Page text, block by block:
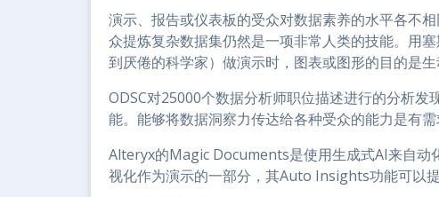
演示、报告或仪表板的受众对数据素养的水平各不
众提炼复杂数据集仍然是一项非常人类的技能。用
到厌倦的科学家）做演示时，图表或图形的目的是
ODSC对25000个数据分析师职位描述进行的分析
能。能够将数据洞察力传达给各种受众的能力是有需
Alteryx的Magic Documents是使用生成式AI来自动
视化作为演示的一部分，其Auto Insights功能可以